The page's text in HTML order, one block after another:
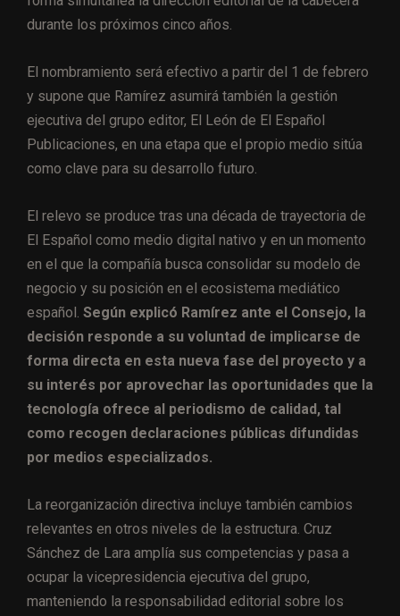
durante los próximos cinco años.
El nombramiento será efectivo a partir del 1 de febrero
y supone que Ramírez asumirá también la gestión
ejecutiva del grupo editor, El León de El Español
Publicaciones, en una etapa que el propio medio sitúa
como clave para su desarrollo futuro.
El relevo se produce tras una década de trayectoria de
El Español como medio digital nativo y en un momento
en el que la compañía busca consolidar su modelo de
negocio y su posición en el ecosistema mediático
español. Según explicó Ramírez ante el Consejo, la
decisión responde a su voluntad de implicarse de
forma directa en esta nueva fase del proyecto y a
su interés por aprovechar las oportunidades que la
tecnología ofrece al periodismo de calidad, tal
como recogen declaraciones públicas difundidas
por medios especializados.
La reorganización directiva incluye también cambios
relevantes en otros niveles de la estructura. Cruz
Sánchez de Lara amplía sus competencias y pasa a
ocupar la vicepresidencia ejecutiva del grupo,
manteniendo la responsabilidad editorial sobre los